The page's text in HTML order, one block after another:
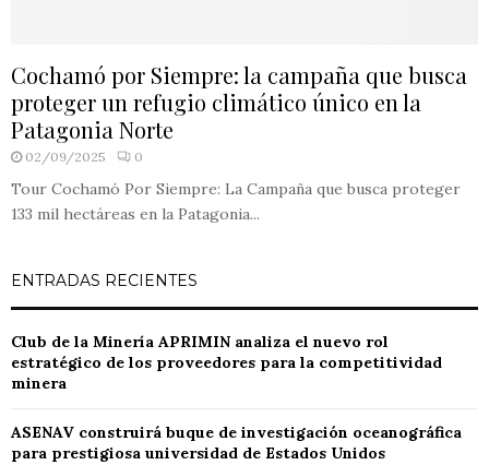
Cochamó por Siempre: la campaña que busca
proteger un refugio climático único en la
Patagonia Norte
02/09/2025 0
Tour Cochamó Por Siempre: La Campaña que busca proteger
133 mil hectáreas en la Patagonia...
ENTRADAS RECIENTES
Club de la Minería APRIMIN analiza el nuevo rol
estratégico de los proveedores para la competitividad
minera
ASENAV construirá buque de investigación oceanográfica
para prestigiosa universidad de Estados Unidos